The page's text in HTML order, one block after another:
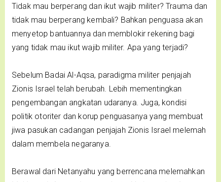
Tidak mau berperang dan ikut wajib militer? Trauma dan
tidak mau berperang kembali? Bahkan penguasa akan
menyetop bantuannya dan memblokir rekening bagi
yang tidak mau ikut wajib militer. Apa yang terjadi?
Sebelum Badai Al-Aqsa, paradigma militer penjajah
Zionis Israel telah berubah. Lebih mementingkan
pengembangan angkatan udaranya. Juga, kondisi
politik otoriter dan korup penguasanya yang membuat
jiwa pasukan cadangan penjajah Zionis Israel melemah
dalam membela negaranya.
Berawal dari Netanyahu yang berrencana melemahkan